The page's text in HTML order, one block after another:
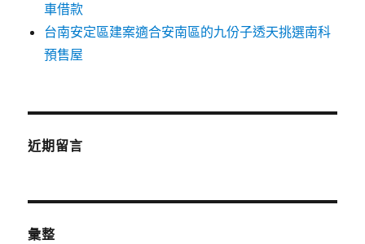
車借款
台南安定區建案適合安南區的九份子透天挑選南科
預售屋
近期留言
彙整